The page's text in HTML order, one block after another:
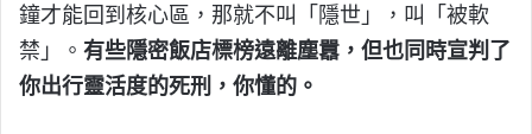
鐘才能回到核心區，那就不叫「隱世」，叫「被軟
禁」。 有些隱密飯店標榜遠離塵囂，但也同時宣判了
你出行靈活度的死刑，你懂的。